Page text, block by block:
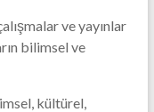
ve yayınlar
bilimsel ve
kültürel,